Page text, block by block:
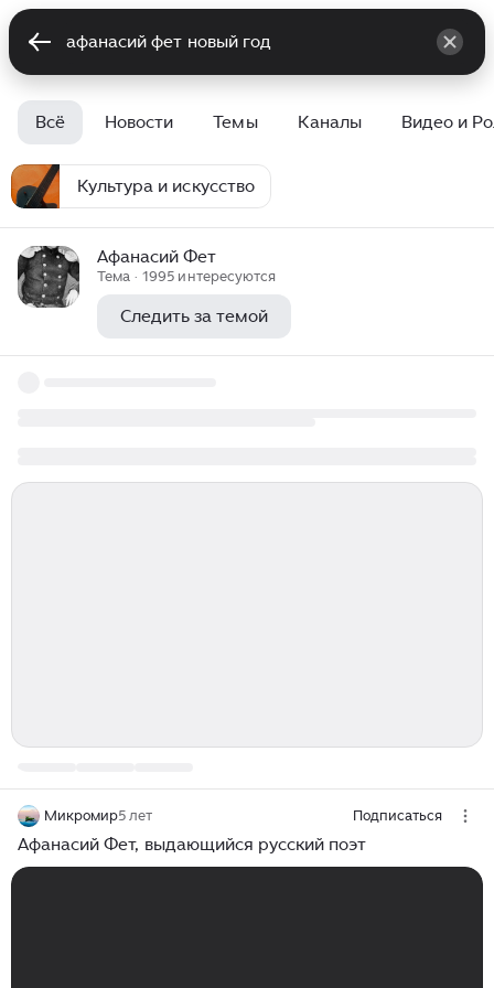
Всё Новости Темы Каналы Видео и
Культура и искусство
Афанасий Фет
Тема · 1995 интересуются
Следить за темой
Микромир5 лет Подписаться
Афанасий Фет, выдающийся русский поэт